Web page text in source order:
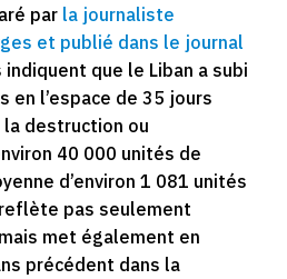
par la journaliste
et publié dans le journal
que le Liban a subi
en l’espace de 35 jours
destruction ou
40 000 unités de
d’environ 1 081 unités
pas seulement
met également en
précédent dans la